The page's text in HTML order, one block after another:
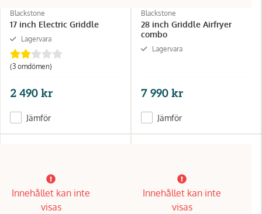
Blackstone
17 inch Electric Griddle
Lagervara
(3 omdömen)
2 490 kr
Jämför
Blackstone
28 inch Griddle Airfryer
combo
Lagervara
7 990 kr
Jämför
Innehållet kan inte
visas
Innehållet kan inte
visas